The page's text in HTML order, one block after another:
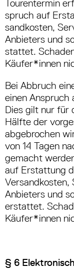
Tourentermin
spruch auf
sandkosten,
Anbieters und
stattet.
Käufer*innen
Bei Abbruch
einen Anspruch
Dies gilt nur für
Hälfte der
abgebrochen
von 14 Tagen
gemacht
auf Erstattung
Versandkosten,
Anbieters und
erstattet.
Käufer*innen
§ 6